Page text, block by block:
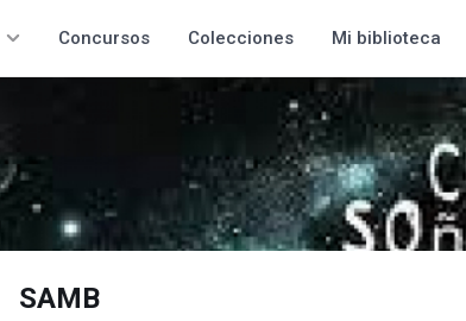
Concursos Colecciones Mi biblioteca
SAMB